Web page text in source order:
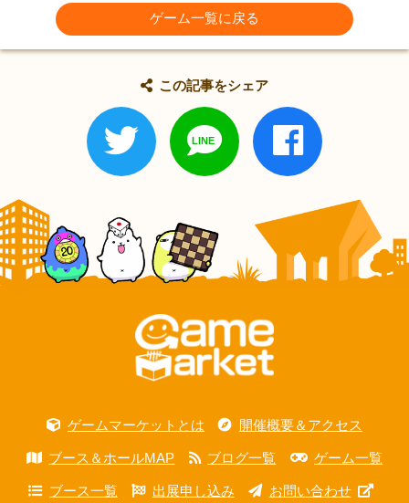
ゲーム一覧に戻る
この記事をシェア
ゲームマーケットとは 開催概要＆アクセス
ブース＆ホールMAP ブログ一覧 ゲーム一覧
ブース一覧 出展申し込み お問い合わせ